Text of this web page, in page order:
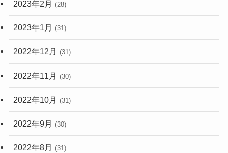
2023年2月 (28)
2023年1月 (31)
2022年12月 (31)
2022年11月 (30)
2022年10月 (31)
2022年9月 (30)
2022年8月 (31)